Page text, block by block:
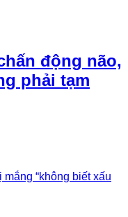
động não,
phải tạm
“không biết xấu